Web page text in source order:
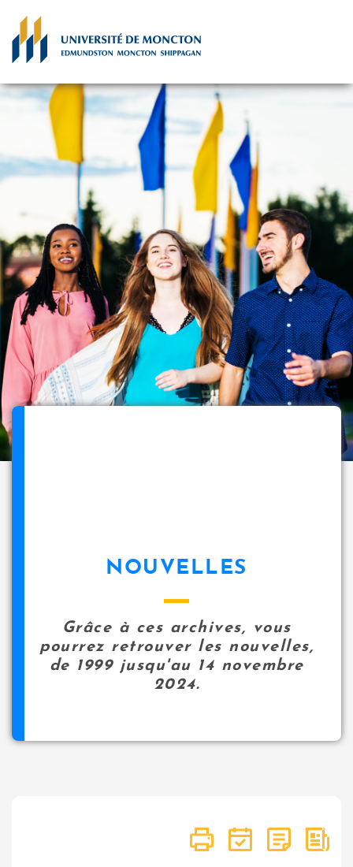
NOUVELLES
Grâce à ces archives, vous
pourrez retrouver les nouvelles,
de 1999 jusqu'au 14 novembre
2024.